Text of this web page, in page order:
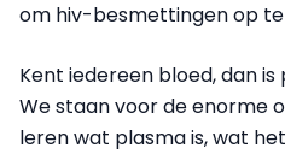
om hiv-besmettingen op
Kent iedereen bloed, dan
We staan voor de enorme
leren wat plasma is, wat